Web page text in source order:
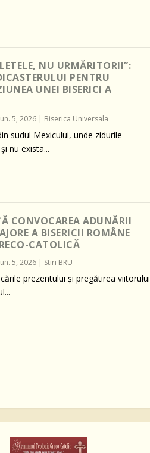
NU URMĂRITORII”:
PENTRU
UNEI BISERICI A
5, 2026| Biserica Universala
sudul Mexicului, unde zidurile
nu exista...
CONVOCAREA ADUNĂRII
A BISERICII ROMÂNE
CATOLICĂ
5, 2026| Stiri BRU
prezentului și pregătirea viitorului